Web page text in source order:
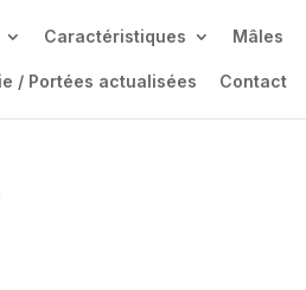
Caractéristiques Mâles
/ Portées actualisées Contact